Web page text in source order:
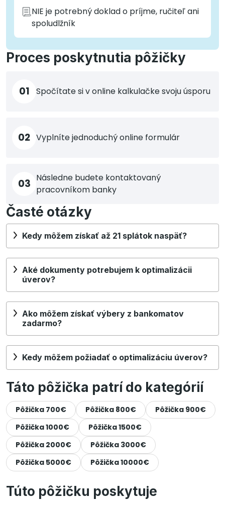
NIE je potrebný doklad o príjme, ručiteľ ani
spoludlžník
Proces poskytnutia pôžičky
01 Spočítate si v online kalkulačke svoju úsporu
02 Vyplníte jednoduchý online formulár
03 Následne budete kontaktovaný
pracovníkom banky
Časté otázky
Kedy môžem získať až 21 splátok naspäť?
Aké dokumenty potrebujem k optimalizácii
úverov?
Ako môžem získať výbery z bankomatov
zadarmo?
Kedy môžem požiadať o optimalizáciu úverov?
Táto pôžička patrí do kategórií
Pôžička 700€ Pôžička 800€
Pôžička 900€
Pôžička 1000€
Pôžička 1500€
Pôžička 2000€
Pôžička 3000€
Pôžička 5000€
Pôžička 10000€
Túto pôžičku poskytuje